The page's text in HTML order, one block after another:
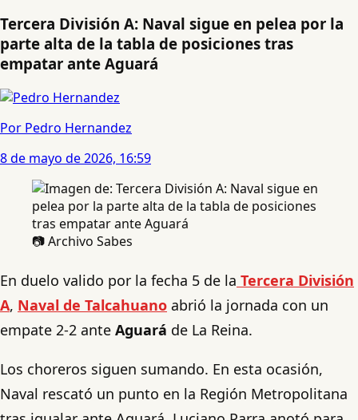
Tercera División A: Naval sigue en pelea por la
parte alta de la tabla de posiciones tras
empatar ante Aguará
Por Pedro Hernandez
8 de mayo de 2026, 16:59
📷 Archivo Sabes
En duelo valido por la fecha 5 de la Tercera División
A, Naval de Talcahuano abrió la jornada con un
empate 2-2 ante Aguará de La Reina.
Los choreros siguen sumando. En esta ocasión,
Naval rescató un punto en la Región Metropolitana